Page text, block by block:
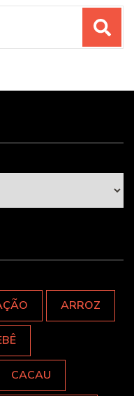
ARROZ
CACAU